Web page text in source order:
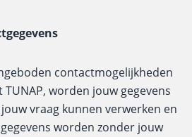
contactmogelijkheden
worden jouw gegevens
vraag kunnen verwerken en
worden zonder jouw